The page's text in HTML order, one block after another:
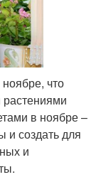
что
растениями
в ноябре –
и создать для
и